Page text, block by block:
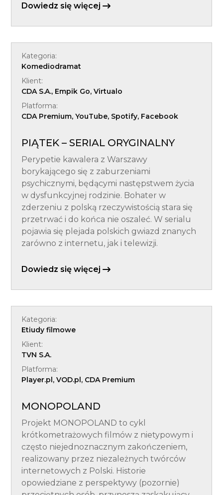
Dowiedz się więcej
Kategoria:
Komediodramat
Klient:
CDA S.A., Empik Go, Virtualo
Platforma:
CDA Premium, YouTube, Spotify, Facebook
PIĄTEK – SERIAL ORYGINALNY
Perypetie kawalera z Warszawy
borykającego się z zaburzeniami
psychicznymi, będącymi następstwem życia
w dysfunkcyjnej rodzinie. Bohater w
zderzeniu z polską rzeczywistością stara się
przetrwać i do końca nie oszaleć. W serialu
pojawia się plejada polskich gwiazd znanych
zarówno z internetu, jak i telewizji.
Dowiedz się więcej
Kategoria:
Etiudy filmowe
Klient:
TVN S.A.
Platforma:
Player.pl, VOD.pl, CDA Premium
MONOPOLAND
Projekt MONOPOLAND to cykl
krótkometrażowych filmów z nietypowym i
często niejednoznacznym zakończeniem,
realizowany przez niezależnych twórców
internetowych z Polski. Historie
opowiedziane z perspektywy (pozornie)